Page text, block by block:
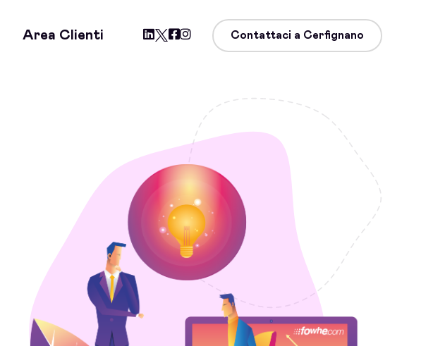
Area Clienti Contattaci a Cerfignano